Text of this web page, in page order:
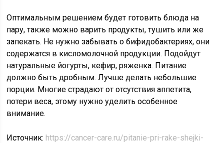
Оптимальным решением будет готовить блюда на
пару, также можно варить продукты, тушить или же
запекать. Не нужно забывать о бифидобактериях, они
содержатся в кисломолочной продукции. Подойдут
натуральные йогурты, кефир, ряженка. Питание
должно быть дробным. Лучше делать небольшие
порции. Многие страдают от отсутствия аппетита,
потери веса, этому нужно уделить особенное
внимание.
Источник: https://cancer-care.ru/pitanie-pri-rake-shejki-